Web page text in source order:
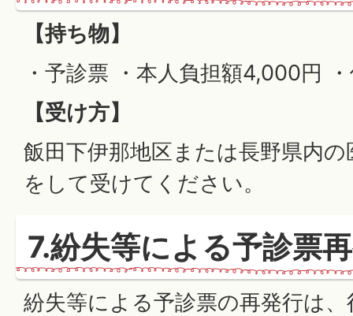
【持ち物】
・予診票 ・本人負担額4,000円
【受け方】
飯田下伊那地区または長野県内
をして受けてください。
7.紛失等による予診票
紛失等による予診票の再発行は